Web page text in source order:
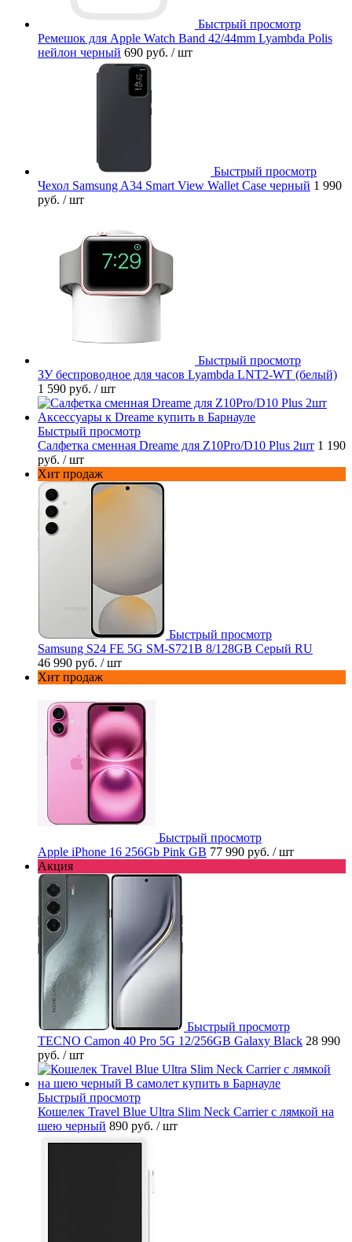
Быстрый просмотр
Ремешок для Apple Watch Band 42/44mm Lyambda Polis
нейлон черный 690 руб. / шт
Быстрый просмотр
Чехол Samsung A34 Smart View Wallet Case черный 1 990
руб. / шт
Быстрый просмотр
ЗУ беспроводное для часов Lyambda LNT2-WT (белый)
1 590 руб. / шт
Быстрый просмотр
Салфетка сменная Dreame для Z10Pro/D10 Plus 2шт 1 190
руб. / шт
Хит продаж
Быстрый просмотр
Samsung S24 FE 5G SM-S721B 8/128GB Серый RU
46 990 руб. / шт
Хит продаж
Быстрый просмотр
Apple iPhone 16 256Gb Pink GB 77 990 руб. / шт
Акция
Быстрый просмотр
TECNO Camon 40 Pro 5G 12/256GB Galaxy Black 28 990
руб. / шт
Быстрый просмотр
Кошелек Travel Blue Ultra Slim Neck Carrier с лямкой на
шею черный 890 руб. / шт